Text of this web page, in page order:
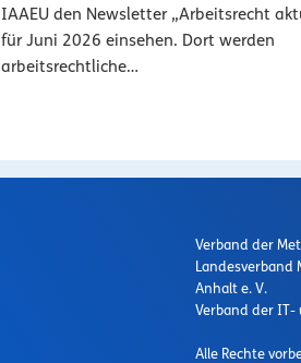
IAAEU den Newsletter „Arbeitsrecht
für Juni 2026 einsehen. Dort werden
arbeitsrechtliche…
Verband der
Anhalt e. V.
Verband der IT-
Alle Rechte